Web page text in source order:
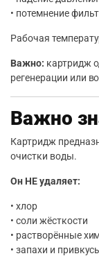
• потемнение
Рабочая
Важно: картридж
регенерации или
Важно
Картридж
очистки воды.
Он НЕ удаляет:
• хлор
• соли жёсткости
• растворённые
• запахи и